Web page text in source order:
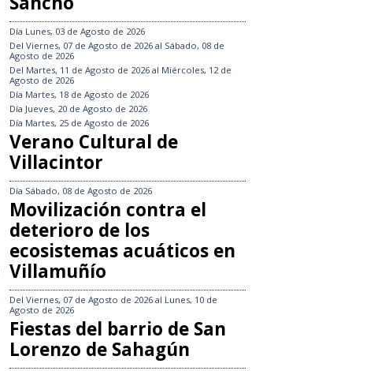
Día Lunes, 03 de Agosto de 2026
Del Viernes, 07 de Agosto de 2026 al Sábado, 08 de
Agosto de 2026
Del Martes, 11 de Agosto de 2026 al Miércoles, 12 de
Agosto de 2026
Día Martes, 18 de Agosto de 2026
Día Jueves, 20 de Agosto de 2026
Día Martes, 25 de Agosto de 2026
Verano Cultural de
Villacintor
Día Sábado, 08 de Agosto de 2026
Movilización contra el
deterioro de los
ecosistemas acuáticos en
Villamuñío
Del Viernes, 07 de Agosto de 2026 al Lunes, 10 de
Agosto de 2026
Fiestas del barrio de San
Lorenzo de Sahagún